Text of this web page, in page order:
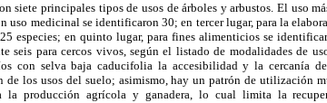
siete principales tipos de usos de árboles y arbustos. El uso
uso medicinal se identificaron 30; en tercer lugar, para la
especies; en quinto lugar, para fines alimenticios se
seis para cercos vivos, según el listado de modalidades de
con selva baja caducifolia la accesibilidad y la cercanía
de los usos del suelo; asimismo, hay un patrón de utilización
la producción agrícola y ganadera, lo cual limita la